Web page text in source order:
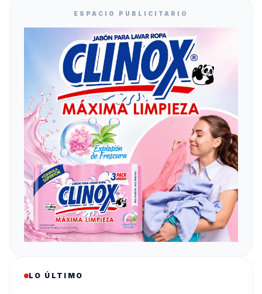
ESPACIO PUBLICITARIO
LO ÚLTIMO